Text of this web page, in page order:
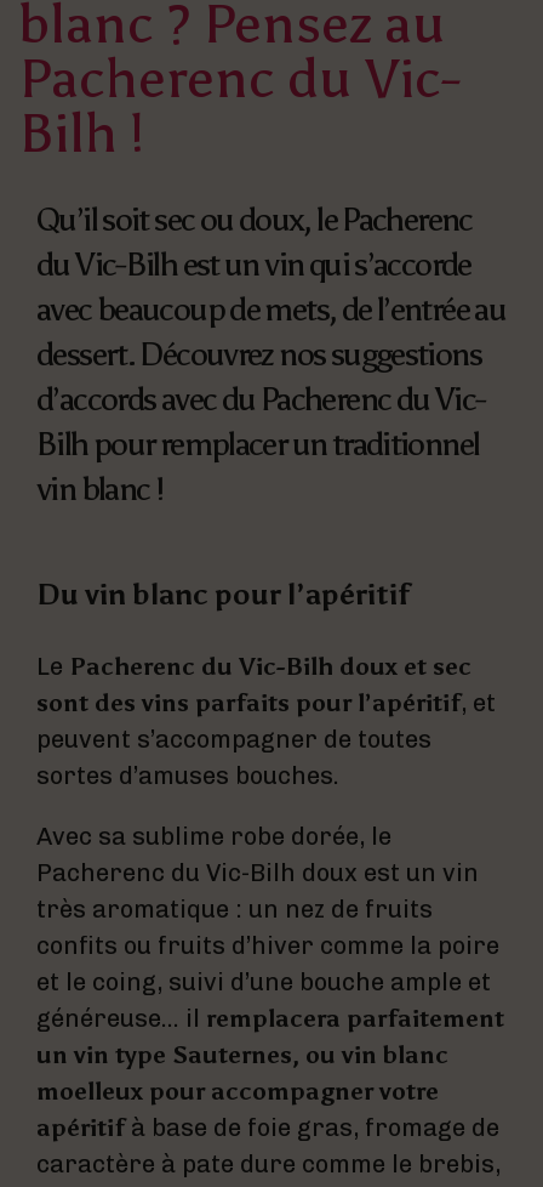
blanc ? Pensez au
Pacherenc du Vic-
Bilh !
Qu’il soit sec ou doux, le Pacherenc
du Vic-Bilh est un vin qui s’accorde
avec beaucoup de mets, de l’entrée au
dessert. Découvrez nos suggestions
d’accords avec du Pacherenc du Vic-
Bilh pour remplacer un traditionnel
vin blanc !
Du vin blanc pour l’apéritif
Le Pacherenc du Vic-Bilh doux et sec
sont des vins parfaits pour l’apéritif, et
peuvent s’accompagner de toutes
sortes d’amuses bouches.
Avec sa sublime robe dorée, le
Pacherenc du Vic-Bilh doux est un vin
très aromatique : un nez de fruits
confits ou fruits d’hiver comme la poire
et le coing, suivi d’une bouche ample et
généreuse… il remplacera parfaitement
un vin type Sauternes, ou vin blanc
moelleux pour accompagner votre
apéritifà base de foie gras, fromage de
caractère à pate dure comme le brebis,